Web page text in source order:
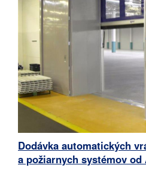
Dodávka automatických
a požiarnych systémov od